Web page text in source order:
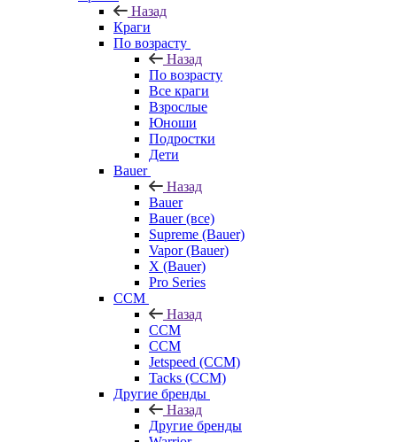
Назад
Краги
По возрасту
Назад
По возрасту
Все краги
Взрослые
Юноши
Подростки
Дети
Bauer
Назад
Bauer
Bauer (все)
Supreme (Bauer)
Vapor (Bauer)
X (Bauer)
Pro Series
CCM
Назад
CCM
CCM
Jetspeed (CCM)
Tacks (CCM)
Другие бренды
Назад
Другие бренды